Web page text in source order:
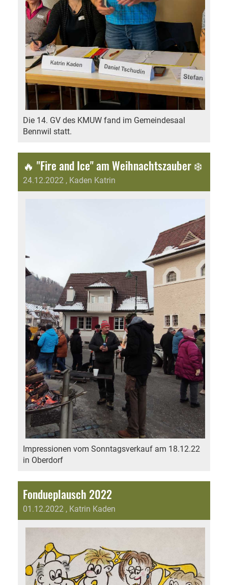
Die 14. GV des KMUW fand im Gemeindesaal
Bennwil statt.
🔥 "Fire and Ice" am Weihnachtszauber ❄️
24.12.2022 , Kaden Katrin
Impressionen vom Sonntagsverkauf am 18.12.22
in Oberdorf
Fondueplausch 2022
01.12.2022 , Katrin Kaden